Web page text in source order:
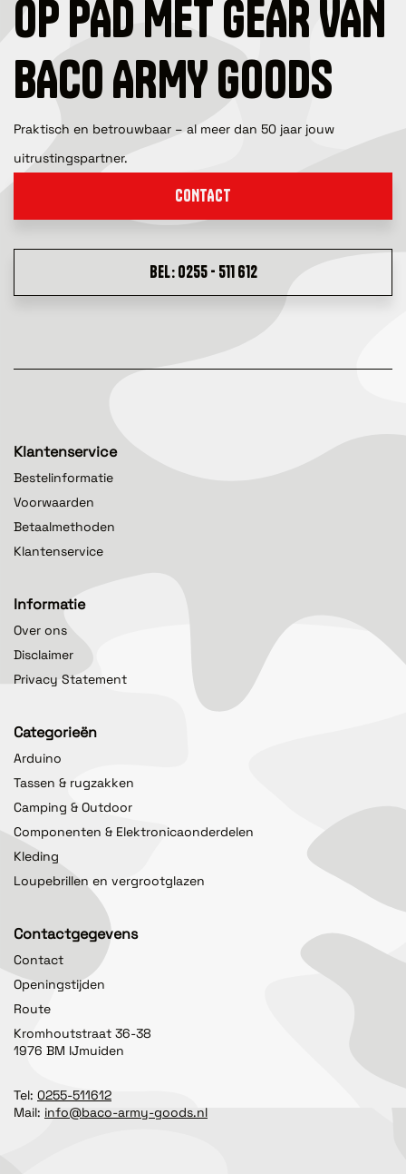
OP PAD MET GEAR VAN
BACO ARMY GOODS
Praktisch en betrouwbaar – al meer dan 50 jaar jouw
uitrustingspartner.
CONTACT
BEL: 0255 - 511 612
Klantenservice
Bestelinformatie
Voorwaarden
Betaalmethoden
Klantenservice
Informatie
Over ons
Disclaimer
Privacy Statement
Categorieën
Arduino
Tassen & rugzakken
Camping & Outdoor
Componenten & Elektronicaonderdelen
Kleding
Loupebrillen en vergrootglazen
Contactgegevens
Contact
Openingstijden
Route
Kromhoutstraat 36-38
1976 BM IJmuiden
Tel: 0255-511612
Mail: info@baco-army-goods.nl